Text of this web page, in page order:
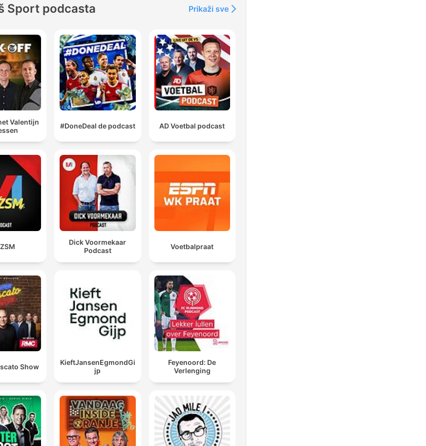
Sport podcasta Prikaži sve
Valentijn
#DoneDeal de podcast AD Voetbal podcast
Dick Voormekaar
Podcast
Voetbalpraat
Show
KieftJansenEgmondGi
jp
Feyenoord: De
Verlenging